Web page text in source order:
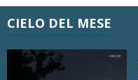
CIELO DEL MESE